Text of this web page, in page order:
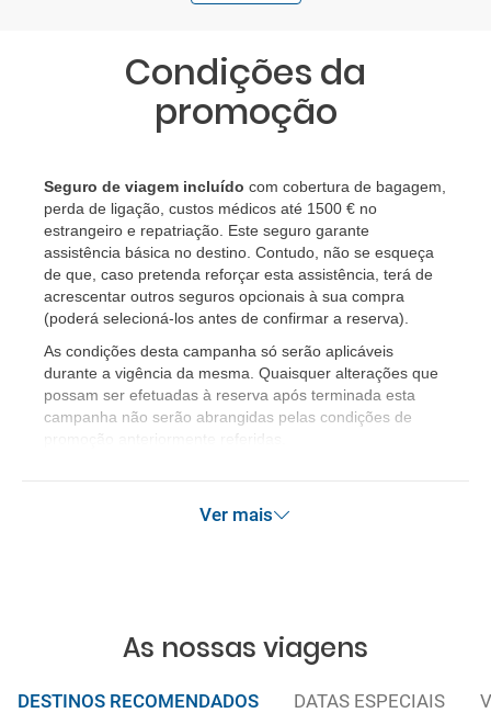
Condições da
promoção
Seguro de viagem incluído com cobertura de bagagem,
perda de ligação, custos médicos até 1500 € no
estrangeiro e repatriação. Este seguro garante
assistência básica no destino. Contudo, não se esqueça
de que, caso pretenda reforçar esta assistência, terá de
acrescentar outros seguros opcionais à sua compra
(poderá selecioná-los antes de confirmar a reserva).
As condições desta campanha só serão aplicáveis
durante a vigência da mesma. Quaisquer alterações que
possam ser efetuadas à reserva após terminada esta
campanha não serão abrangidas pelas condições de
promoção anteriormente referidas.
Ver mais
As nossas viagens
DESTINOS RECOMENDADOS DATAS ESPECIAIS